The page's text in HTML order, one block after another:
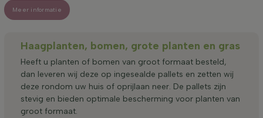
Meer informatie
Haagplanten, bomen, grote planten en gras
Heeft u planten of bomen van groot formaat besteld,
dan leveren wij deze op ingesealde pallets en zetten wij
deze rondom uw huis of oprijlaan neer. De pallets zijn
stevig en bieden optimale bescherming voor planten van
groot formaat.